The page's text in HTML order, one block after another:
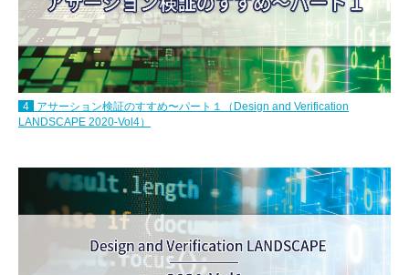
4
アサーション検証のすすめ〜パート１（Design and Verification
LANDSCAPE 2020-Vol4）